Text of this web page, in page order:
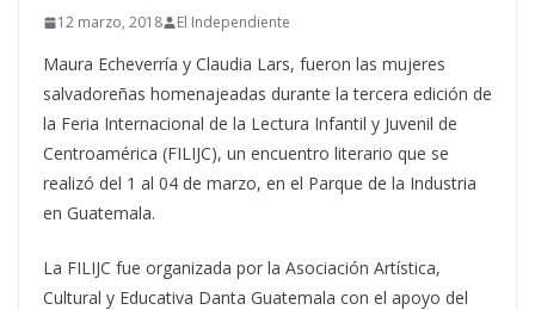
12 marzo, 2018 El Independiente
Maura Echeverría y Claudia Lars, fueron las mujeres
salvadoreñas homenajeadas durante la tercera edición de
la Feria Internacional de la Lectura Infantil y Juvenil de
Centroamérica (FILIJC), un encuentro literario que se
realizó del 1 al 04 de marzo, en el Parque de la Industria
en Guatemala.
La FILIJC fue organizada por la Asociación Artística,
Cultural y Educativa Danta Guatemala con el apoyo del